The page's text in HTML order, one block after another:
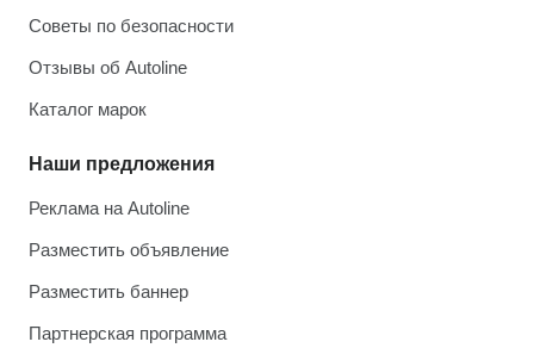
Советы по безопасности
Отзывы об Autoline
Каталог марок
Наши предложения
Реклама на Autoline
Разместить объявление
Разместить баннер
Партнерская программа